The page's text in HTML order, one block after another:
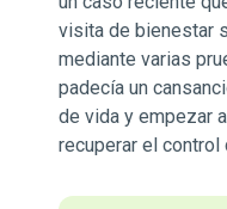
visita de bienestar
mediante varias
padecía un
de vida y empezar
recuperar el control